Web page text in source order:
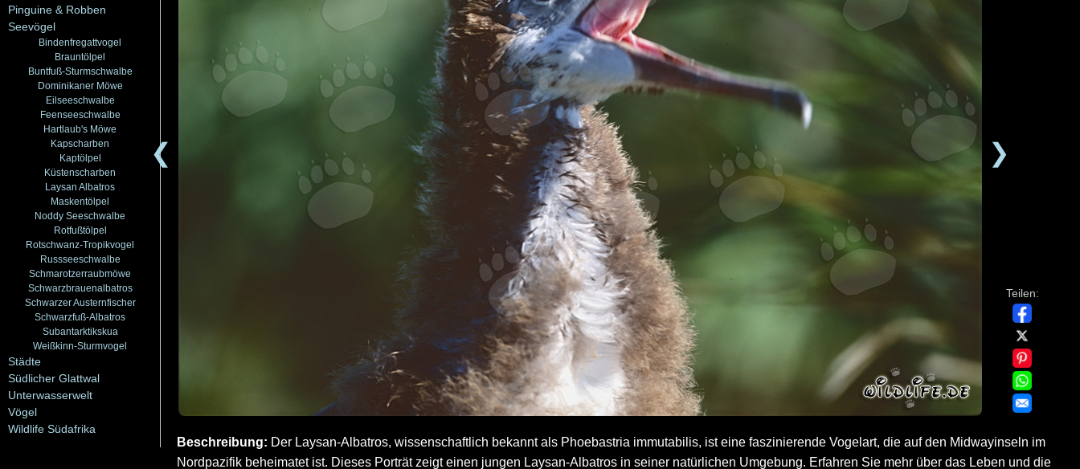
Pinguine & Robben
Seevögel
Bindenfregattvogel
Brauntölpel
Buntfuß-Sturmschwalbe
Dominikaner Möwe
Eilseeschwalbe
Feenseeschwalbe
Hartlaub's Möwe
Kapscharben
Kaptölpel
Küstenscharben
Laysan Albatros
Maskentölpel
Noddy Seeschwalbe
Rotfußtölpel
Rotschwanz-Tropikvogel
Russseeschwalbe
Schmarotzerraubmöwe
Schwarzbrauenalbatros
Schwarzer Austernfischer
Schwarzfuß-Albatros
Subantarktikskua
Weißkinn-Sturmvogel
Städte
Südlicher Glattwal
Unterwasserwelt
Vögel
Wildlife Südafrika
❮ ❯
Teilen:
Beschreibung: Der Laysan-Albatros, wissenschaftlich bekannt als Phoebastria immutabilis, ist eine faszinierende Vogelart, die auf den Midwayinseln im
Nordpazifik beheimatet ist. Dieses Porträt zeigt einen jungen Laysan-Albatros in seiner natürlichen Umgebung. Erfahren Sie mehr über das Leben und die